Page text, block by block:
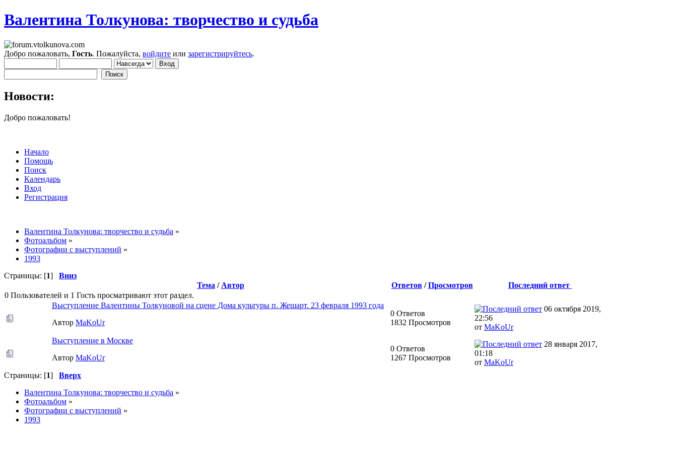
Валентина Толкунова: творчество и судьба
Добро пожаловать, Гость. Пожалуйста, войдите или зарегистрируйтесь.
Новости:
Добро пожаловать!
Начало
Помощь
Поиск
Календарь
Вход
Регистрация
Валентина Толкунова: творчество и судьба »
Фотоальбом »
Фотографии с выступлений »
1993
Страницы: [1] Вниз
Тема / Автор Ответов/Просмотров
Последний ответ
0 Пользователей и 1 Гость просматривают этот раздел.
Выступление Валентины Толкуновой на сцене Дома культуры п. Жешарт. 23 февраля 1993 года
Автор MaKoUr
0 Ответов
1832 Просмотров
06 октября 2019,
22:56
от MaKoUr
Выступление в Москве
Автор MaKoUr
0 Ответов
1267 Просмотров
28 января 2017,
01:18
от MaKoUr
Страницы: [1] Вверх
Валентина Толкунова: творчество и судьба »
Фотоальбом »
Фотографии с выступлений »
1993